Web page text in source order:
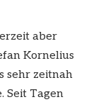
aber
Kornelius
sehr zeitnah
Seit Tagen